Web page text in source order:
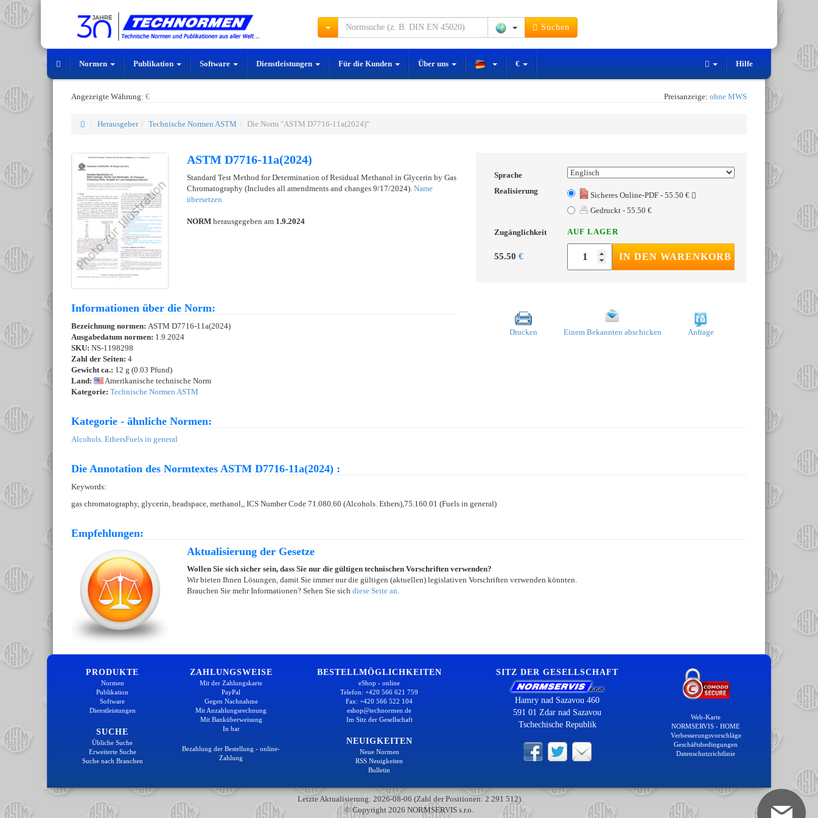
Suchen
Normen Publikation Software Dienstleistungen Für die Kunden Über uns € Hilfe
Angezeigte Währung: € Preisanzeige: ohne MWS
Herausgeber Technische Normen ASTM Die Norm "ASTM D7716-11a(2024)"
ASTM D7716-11a(2024)
Standard Test Method for Determination of Residual Methanol in Glycerin by Gas
Chromatography (Includes all amendments and changes 9/17/2024). Name
übersetzen
NORM herausgegeben am 1.9.2024
Sprache
Realisierung
Sicheres Online-PDF - 55.50 €
Gedruckt - 55.50 €
Zugänglichkeit AUF LAGER
55.50 € IN DEN WARENKORB
Informationen über die Norm:
Bezeichnung normen: ASTM D7716-11a(2024)
Ausgabedatum normen: 1.9.2024
SKU: NS-1198298
Zahl der Seiten: 4
Gewicht ca.: 12 g (0.03 Pfund)
Land:
Amerikanische technische Norm
Kategorie: Technische Normen ASTM
Drucken Einem Bekannten abschicken Anfrage
Kategorie - ähnliche Normen:
Alcohols. EthersFuels in general
Die Annotation des Normtextes ASTM D7716-11a(2024) :
Keywords:
gas chromatography, glycerin, headspace, methanol,, ICS Number Code 71.080.60 (Alcohols. Ethers),75.160.01 (Fuels in general)
Empfehlungen:
Aktualisierung der Gesetze
Wollen Sie sich sicher sein, dass Sie nur die gültigen technischen Vorschriften verwenden?
Wir bieten Ihnen Lösungen, damit Sie immer nur die gültigen (aktuellen) legislativen Vorschriften verwenden könnten.
Brauchen Sie mehr Informationen? Sehen Sie sich diese Seite an.
PRODUKTE
Normen
Publikation
Software
Dienstleistungen
SUCHE
Übliche Suche
Erweiterte Suche
Suche nach Branchen
ZAHLUNGSWEISE
Mit der Zahlungskarte
PayPal
Gegen Nachnahme
Mit Anzahlungsrechnung
Mit Banküberweisung
In bar
Bezahlung der Bestellung - online-
Zahlung
BESTELLMÖGLICHKEITEN
eShop - online
Telefon: +420 566 621 759
Fax: +420 566 522 104
eshop@technormen.de
Im Sitz der Gesellschaft
NEUIGKEITEN
Neue Normen
RSS Neuigkeiten
Bulletin
SITZ DER GESELLSCHAFT
Hamry nad Sazavou 460
591 01 Zdar nad Sazavou
Tschechische Republik
Web-Karte
NORMSERVIS - HOME
Verbesserungsvorschläge
Geschäftsbedingungen
Datenschutzrichtlinie
Letzte Aktualisierung: 2026-08-06 (Zahl der Positionen: 2 291 512)
© Copyright 2026 NORMSERVIS s.r.o.